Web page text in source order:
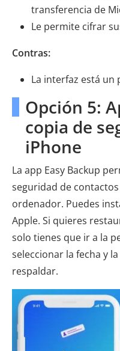
transferencia de
Le permite cifrar
Contras:
La interfaz está un
Opción 5:
copia de
iPhone
La app Easy Backup
seguridad de
ordenador. Puedes
Apple. Si quieres
solo tienes que ir a la
seleccionar la fecha y
respaldar.